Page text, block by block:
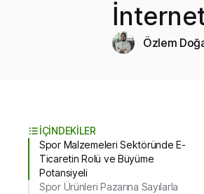
Özlem
İÇİNDEKİLER
Spor Malzemeleri Sektöründe E-
Ticaretin Rolü ve Büyüme
Potansiyeli
Spor Ürünleri Pazarına Sayılarla